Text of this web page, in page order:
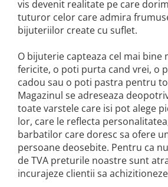
vis devenit realitate pe care
tuturor celor care admira
bijuteriilor create cu suflet.
O bijuterie capteaza cel mai bine
fericite, o poti purta cand vrei, o
cadou sau o poti pastra pentru
Magazinul se adreseaza
toate varstele care isi pot alege
lor, care le reflecta
barbatilor care doresc sa ofere
persoane deosebite. Pentru ca
de TVA preturile noastre sunt
incurajeze clientii sa